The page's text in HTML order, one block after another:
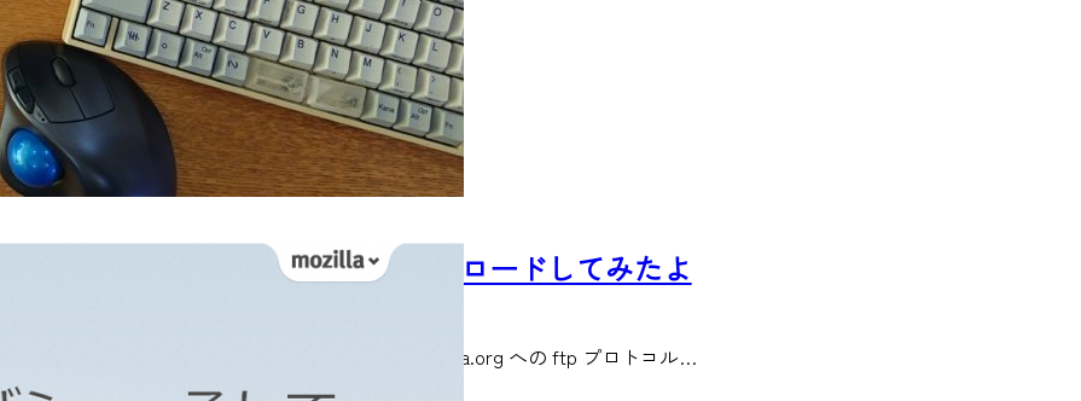
【ネタ】IEを使わずFirefoxをダウンロードしてみたよ
［2016.12.22追記］ 初出時に説明した方法は ftp.mozilla.org への ftp プロトコル…
READ MORE